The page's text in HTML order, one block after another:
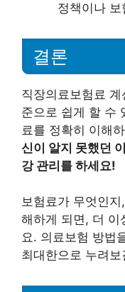
정책이나
결론
직장의료보험료
준으로 쉽게 할 수
료를 정확히 이해
신이 알지 못했던
강 관리를 하세요!
보험료가 무엇인
해하게 되면, 더 이
요. 의료보험 방법
최대한으로 누려보